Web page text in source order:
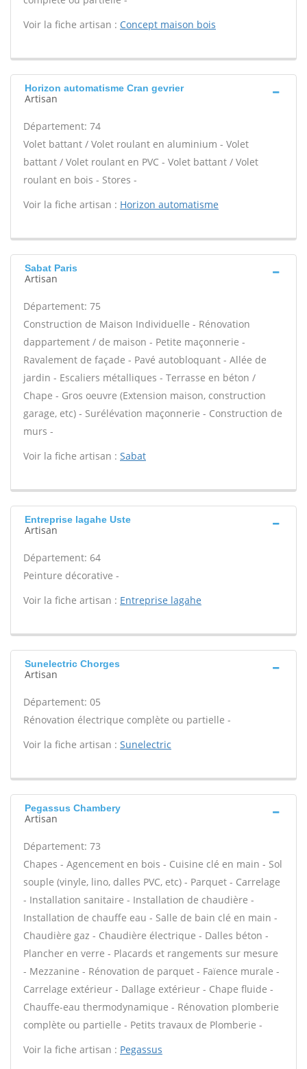
Voir la fiche artisan : Concept maison bois
Horizon automatisme Cran gevrier
Artisan
Département: 74
Volet battant / Volet roulant en aluminium - Volet
battant / Volet roulant en PVC - Volet battant / Volet
roulant en bois - Stores -
Voir la fiche artisan : Horizon automatisme
Sabat Paris
Artisan
Département: 75
Construction de Maison Individuelle - Rénovation
dappartement / de maison - Petite maçonnerie -
Ravalement de façade - Pavé autobloquant - Allée de
jardin - Escaliers métalliques - Terrasse en béton /
Chape - Gros oeuvre (Extension maison, construction
garage, etc) - Surélévation maçonnerie - Construction de
murs -
Voir la fiche artisan : Sabat
Entreprise lagahe Uste
Artisan
Département: 64
Peinture décorative -
Voir la fiche artisan : Entreprise lagahe
Sunelectric Chorges
Artisan
Département: 05
Rénovation électrique complète ou partielle -
Voir la fiche artisan : Sunelectric
Pegassus Chambery
Artisan
Département: 73
Chapes - Agencement en bois - Cuisine clé en main - Sol
souple (vinyle, lino, dalles PVC, etc) - Parquet - Carrelage
- Installation sanitaire - Installation de chaudière -
Installation de chauffe eau - Salle de bain clé en main -
Chaudière gaz - Chaudière électrique - Dalles béton -
Plancher en verre - Placards et rangements sur mesure
- Mezzanine - Rénovation de parquet - Faïence murale -
Carrelage extérieur - Dallage extérieur - Chape fluide -
Chauffe-eau thermodynamique - Rénovation plomberie
complète ou partielle - Petits travaux de Plomberie -
Voir la fiche artisan : Pegassus